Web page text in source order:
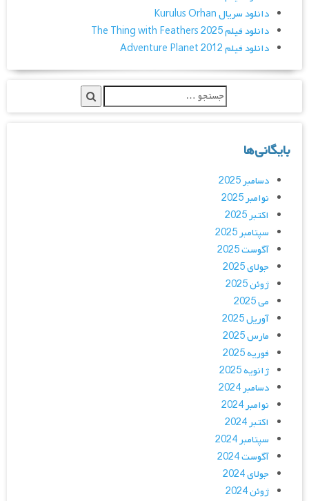
دانلود سریال Kurulus Orhan
دانلود فیلم The Thing with Feathers 2025
دانلود فیلم Adventure Planet 2012
بایگانی‌ها
دسامبر 2025
نوامبر 2025
اکتبر 2025
سپتامبر 2025
آگوست 2025
جولای 2025
ژوئن 2025
می 2025
آوریل 2025
مارس 2025
فوریه 2025
ژانویه 2025
دسامبر 2024
نوامبر 2024
اکتبر 2024
سپتامبر 2024
آگوست 2024
جولای 2024
ژوئن 2024